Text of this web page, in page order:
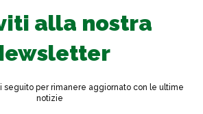
alla nostra
seguito per rimanere aggiornato con le ultime
notizie